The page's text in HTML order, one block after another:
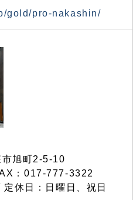
gold/pro-nakashin/
旭町2-5-10
：017-777-3322
休日：日曜日、祝日